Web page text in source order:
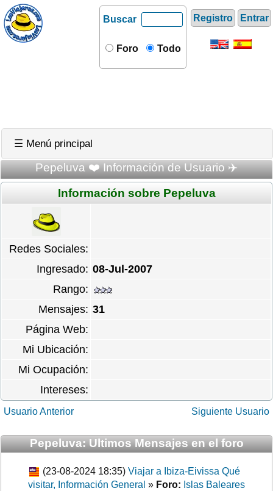
Registro Entrar
Buscar
Foro Todo
☰ Menú principal
Pepeluva ❤️ Información de Usuario ✈️
Información sobre Pepeluva
Redes Sociales:
Ingresado: 08-Jul-2007
Rango:
Mensajes: 31
Página Web:
Mi Ubicación:
Mi Ocupación:
Intereses:
Usuario Anterior Siguiente Usuario
Pepeluva: Ultimos Mensajes en el foro
(23-08-2024 18:35) Viajar a Ibiza-Eivissa Qué
visitar, Información General » Foro: Islas Baleares